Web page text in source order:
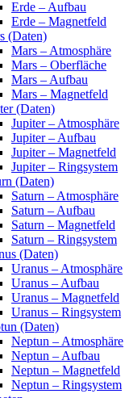
Erde – Aufbau
Erde – Magnetfeld
(Daten)
Mars – Atmosphäre
Mars – Oberfläche
Mars – Aufbau
Mars – Magnetfeld
(Daten)
Jupiter – Atmosphäre
Jupiter – Aufbau
Jupiter – Magnetfeld
Jupiter – Ringsystem
(Daten)
Saturn – Atmosphäre
Saturn – Aufbau
Saturn – Magnetfeld
Saturn – Ringsystem
(Daten)
Uranus – Atmosphäre
Uranus – Aufbau
Uranus – Magnetfeld
Uranus – Ringsystem
(Daten)
Neptun – Atmosphäre
Neptun – Aufbau
Neptun – Magnetfeld
Neptun – Ringsystem